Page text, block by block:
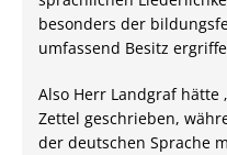
besonders der
umfassend Besitz
Also Herr Landgraf hätte
Zettel geschrieben,
der deutschen Sprache